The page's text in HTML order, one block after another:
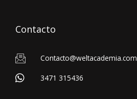
Contacto
Contacto@weltacademia.com
3471 315436